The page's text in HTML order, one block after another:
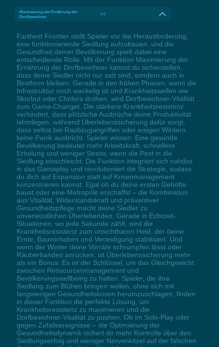
Maximierung der Ernährung der
Dorfbewohner
F4
Farthest Frontier stellt Spieler vor die Herausforderung,
eine funktionierende Siedlung aufzubauen, und die
Gesundheit deiner Bevölkerung spielt dabei eine
entscheidende Rolle. Mit der Funktion Maximierung der
Ernährung der Dorfbewohner kannst du sicherstellen,
dass deine Siedler nicht nur satt sind, sondern auch in
Bestform bleiben. Gerade in den frühen Phasen, wenn die
Infrastruktur noch wackelig ist und Krankheitswellen wie
Skorbut oder Cholera drohen, wird Dorfbewohner-Vitalität
zum Game-Changer. Die stärkere Krankheitsresistenz
verhindert, dass plötzliche Ausbrüche deine Produktivität
lahmlegen, während Überlebenssicherung dafür sorgt,
dass selbst bei Raubzugangriffen oder eisigen Wintern
keine Panik ausbricht. Spieler wissen: Eine gesunde
Bevölkerung bedeutet mehr Arbeitskraft, schnellere
Erholung und weniger Stress, wenn die Pest in die
Siedlung einschleicht. Die Funktion integriert sich nahtlos
in das Gameplay und revolutioniert die Strategie, sodass
du dich auf Expansion statt auf Krisenmanagement
konzentrieren kannst. Egal ob du deine ersten Gehöfte
baust oder eine Metropole erschaffst – die Kombination
aus Vitalität, Widerstandskraft und präventiver
Gesundheitspflege macht deine Siedler zu
unverwüstlichen Überlebenden. Gerade in Echtzeit-
Situationen, wo jede Sekunde zählt, wird die
Krankheitsresistenz zum unsichtbaren Held, der deine
Ernte, Bauvorhaben und Verteidigung stabilisiert. Und
wenn der Winter deine Vorräte schrumpfen lässt oder
Räuberbanden anrücken, ist Überlebenssicherung mehr
als ein Bonus: Es ist der Schlüssel, um das Gleichgewicht
zwischen Ressourcenmanagement und
Bevölkerungswellbeing zu halten. Spieler, die ihre
Siedlung zum Blühen bringen wollen, ohne sich mit
langwierigen Gesundheitskrisen herumzuschlagen, finden
in dieser Funktion die perfekte Lösung, um
Krankheitsresistenz zu maximieren und die
Dorfbewohner-Vitalität zu pushen. Ob im Solo-Play oder
gegen Zufallsereignisse – die Optimierung der
Gesundheitsdynamik sichert dir mehr Kontrolle über den
Siedlungserfolg und weniger Nervenkitzel auf der falschen